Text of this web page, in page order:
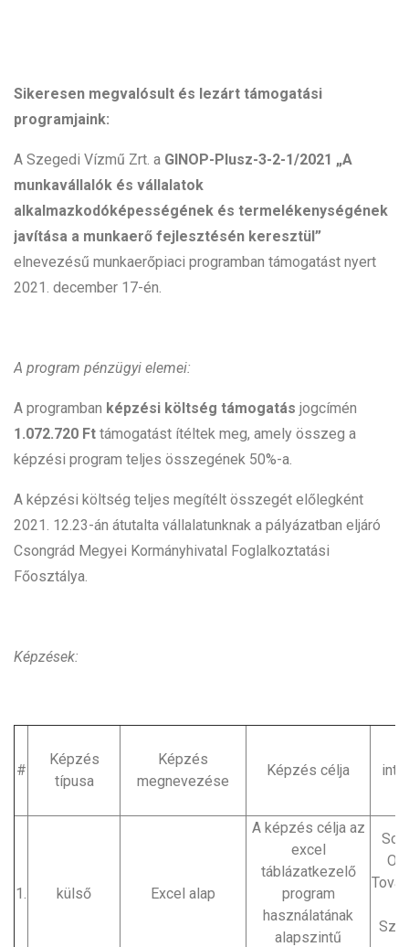
Sikeresen megvalósult és lezárt támogatási
programjaink:
A Szegedi Vízmű Zrt. a GINOP-Plusz-3-2-1/2021 „A
munkavállalók és vállalatok
alkalmazkodóképességének és termelékenységének
javítása a munkaerő fejlesztésén keresztül”
elnevezésű munkaerőpiaci programban támogatást nyert
2021. december 17-én.
A program pénzügyi elemei:
A programban képzési költség támogatás jogcímén
1.072.720 Ft támogatást ítéltek meg, amely összeg a
képzési program teljes összegének 50%-a.
A képzési költség teljes megítélt összegét előlegként
2021. 12.23-án átutalta vállalatunknak a pályázatban eljáró
Csongrád Megyei Kormányhivatal Foglalkoztatási
Főosztálya.
Képzések:
#
Képzés
típusa
Képzés
megnevezése
Képzés célja
1. külső Excel alap
A képzés célja az
excel
táblázatkezelő
program
használatának
alapszintű